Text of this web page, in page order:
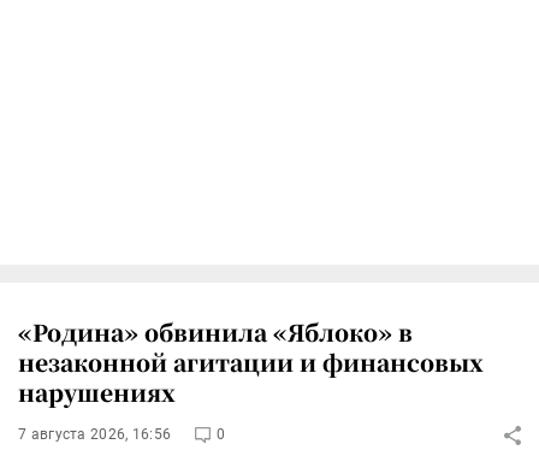
«Родина» обвинила «Яблоко» в
незаконной агитации и финансовых
нарушениях
7 августа 2026, 16:56 0